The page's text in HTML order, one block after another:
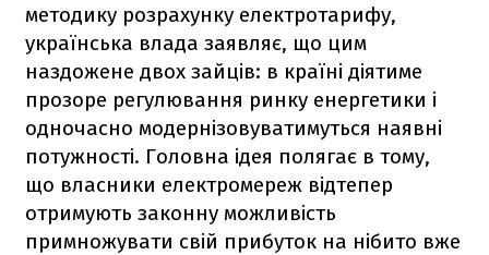
методику розрахунку електротарифу,
українська влада заявляє, що цим
наздожене двох зайців: в країні діятиме
прозоре регулювання ринку енергетики і
одночасно модернізовуватимуться наявні
потужності. Головна ідея полягає в тому,
що власники електромереж відтепер
отримують законну можливість
примножувати свій прибуток на нібито вже